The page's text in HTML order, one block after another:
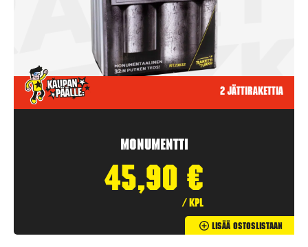
2 jättirakettia
Monumentti
45,90 €
/ kpl
Lisää Ostoslistaan